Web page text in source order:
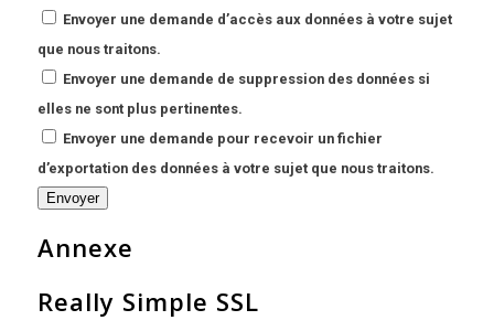
Envoyer une demande d’accès aux données à votre sujet
que nous traitons.
Envoyer une demande de suppression des données si
elles ne sont plus pertinentes.
Envoyer une demande pour recevoir un fichier
d’exportation des données à votre sujet que nous traitons.
Annexe
Really Simple SSL